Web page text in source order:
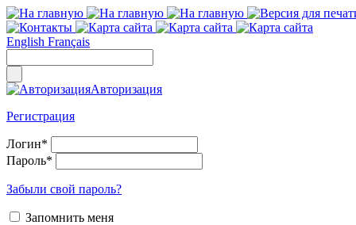
English Français
Авторизация
Регистрация
Логин*
Пароль*
Забыли свой пароль?
Запомнить меня